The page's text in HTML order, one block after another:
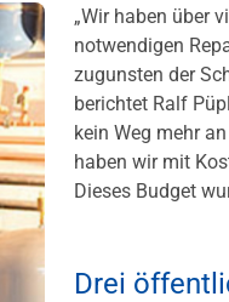
„Wir haben über
notwendigen
zugunsten der
berichtet Ralf
kein Weg mehr
haben wir mit
Dieses Budget
Drei